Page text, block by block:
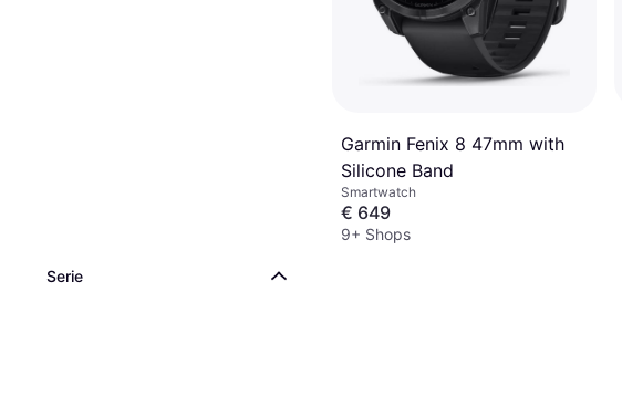
Serie
Garmin Fenix 8 47mm with
Silicone Band
Smartwatch
€ 649
9+ Shops